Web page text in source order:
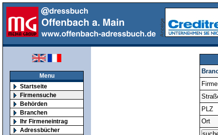
Menu
Startseite
Firmensuche
Behörden
Branchen
Ihr Firmeneintrag
Adressbücher
PLZ
Ort